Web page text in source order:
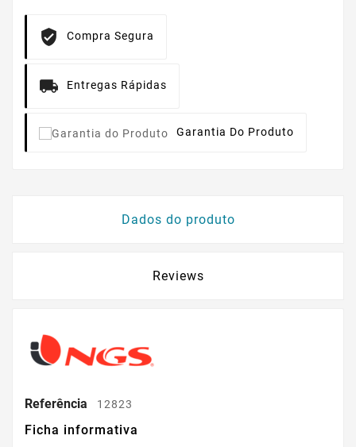
Compra Segura
Entregas Rápidas
Garantia Do Produto
Dados do produto
Reviews
Referência 12823
Ficha informativa